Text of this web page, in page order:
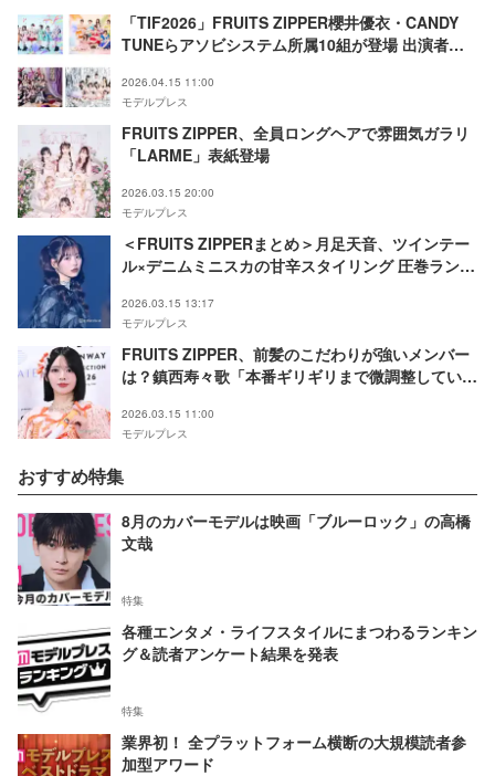
「TIF2026」FRUITS ZIPPER櫻井優衣・CANDY
TUNEらアソビシステム所属10組が登場 出演者第3
2026.04.15 11:00
モデルプレス
FRUITS ZIPPER、全員ロングヘアで雰囲気ガラリ
「LARME」表紙登場
2026.03.15 20:00
モデルプレス
＜FRUITS ZIPPERまとめ＞月足天音、ツインテー
ル×デニムミニスカの甘辛スタイリング 圧巻ランウ
2026】
2026.03.15 13:17
モデルプレス
FRUITS ZIPPER、前髪のこだわりが強いメンバー
は？鎮西寿々歌「本番ギリギリまで微調整している
2026.03.15 11:00
モデルプレス
おすすめ特集
8月のカバーモデルは映画「ブルーロック」の高橋
文哉
特集
各種エンタメ・ライフスタイルにまつわるランキン
グ＆読者アンケート結果を発表
特集
業界初！ 全プラットフォーム横断の大規模読者参
加型アワード